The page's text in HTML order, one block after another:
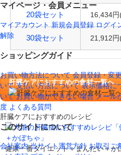
マイページ・会員メニュー
マイアカウント 新規会員登録 ログイ
解除
ショッピングガイド
お買い物方法について 会員登録・変
いて 支払い方法について 表示価格に
いて お買い物ができない場合 メール
度 よくある質問
このサイトについて
会社案内 当サイト運営方針 お取引ご
20袋セット 16,434円
30袋セット 21,912円
肝臓ケアにおすすめの食材一覧へ
肝臓ケアにおすすめのレシピ
健康一番ダイエット＋まんだい＋か